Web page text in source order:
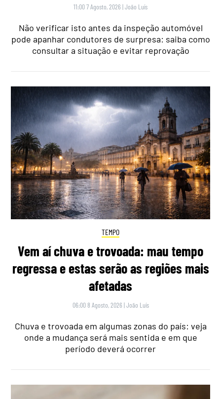
11:00 7 Agosto, 2026 |João Luís
Não verificar isto antes da inspeção automóvel
pode apanhar condutores de surpresa: saiba como
consultar a situação e evitar reprovação
TEMPO
Vem aí chuva e trovoada: mau tempo
regressa e estas serão as regiões mais
afetadas
06:00 8 Agosto, 2026 |João Luís
Chuva e trovoada em algumas zonas do país: veja
onde a mudança será mais sentida e em que
período deverá ocorrer